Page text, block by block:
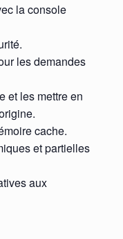
la console
les demandes
et les mettre en
cache.
et partielles
aux